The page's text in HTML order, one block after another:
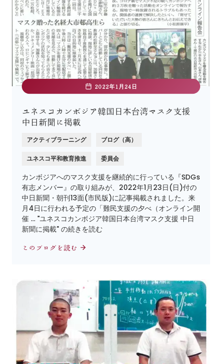
2022年1月24日
ユネスコカンボジア韓国日本台湾マスク支援
中日新聞に掲載
アクティブラーニング ブログ（高）
ユネスコ平和教育推進 委員会
カンボジアへのマスク支援を継続的に行っている『SDGs
有志メンバー』の取り組みが、2022年1月23日(日)付の
中日新聞・朝刊13面(市民版)に記事掲載されました。来
月4日に行われる予定の「難民支援の夕べ（オンライン開
催 … "ユネスコカンボジア韓国日本台湾マスク支援 中日
新聞に掲載" の続きを読む
このブログを読む